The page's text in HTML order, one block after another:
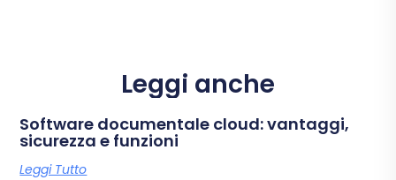
Leggi anche
Software documentale cloud: vantaggi,
sicurezza e funzioni
Leggi Tutto